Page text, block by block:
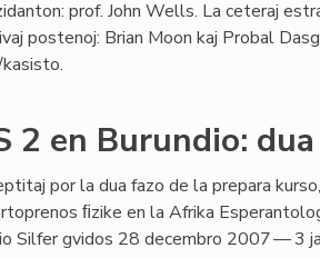
prof. John Wells. La ceteraj
postenoj: Brian Moon kaj Probal
2 en Burundio:
por la dua fazo de la prepara
ﬁzike en la Afrika
Silfer gvidos 28 decembro 2007 — 3